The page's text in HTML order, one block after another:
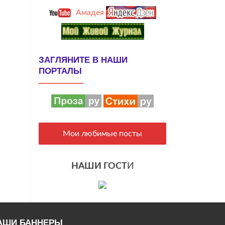
Амадея
ЗАГЛЯНИТЕ В НАШИ
ПОРТАЛЫ
Мои любимые посты
НАШИ ГОСТИ
БАННЕРЫ